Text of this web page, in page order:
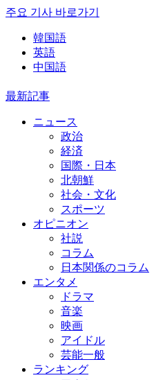
주요 기사 바로가기
韓国語
英語
中国語
最新記事
ニュース
政治
経済
国際・日本
北朝鮮
社会・文化
スポーツ
オピニオン
社説
コラム
日本関係のコラム
エンタメ
ドラマ
音楽
映画
アイドル
芸能一般
ランキング